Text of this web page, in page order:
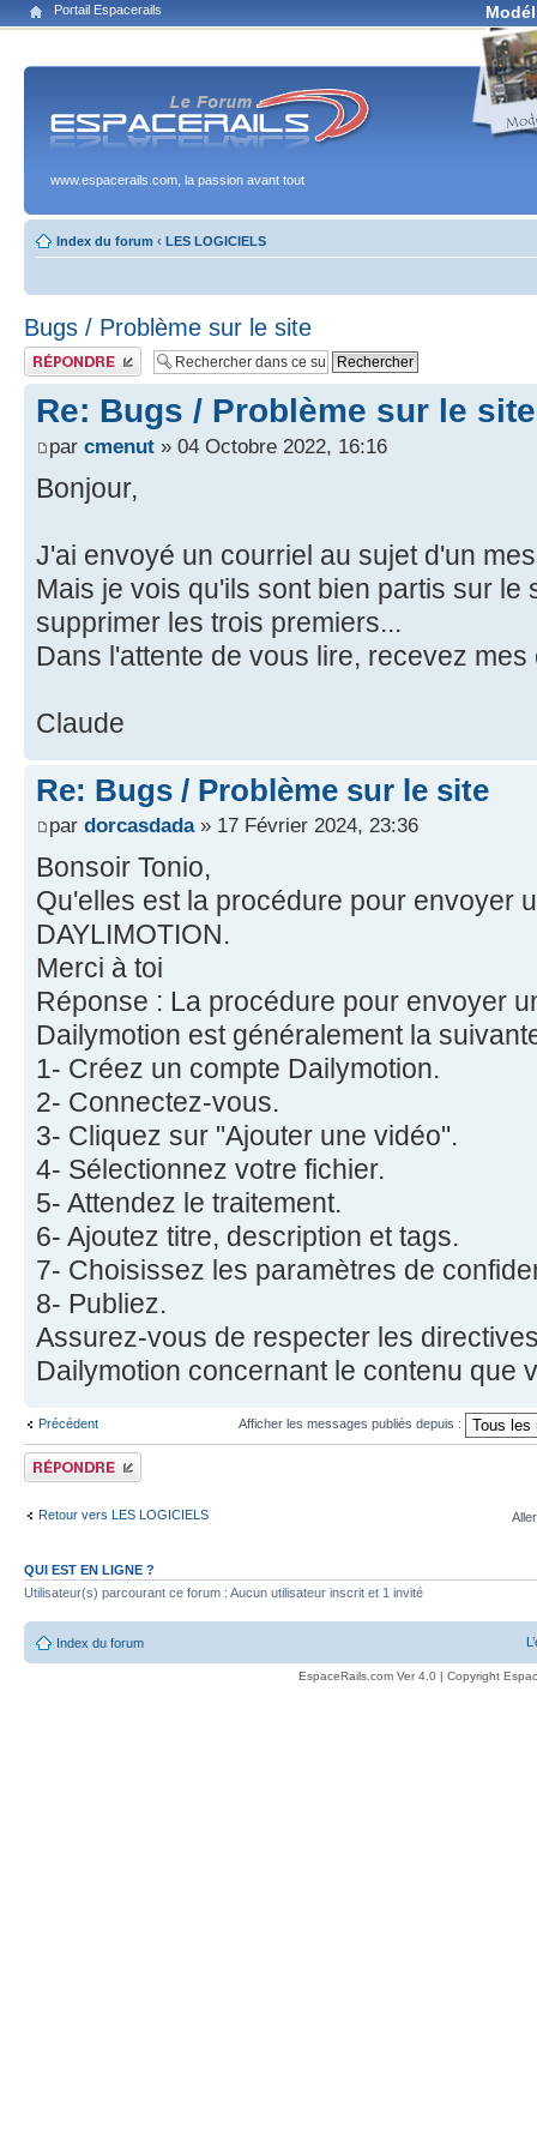
Portail Espacerails
www.espacerails.com, la passion avant tout
Index du forum ‹ LES LOGICIELS
Bugs / Problème sur le site
Publier une réponse
Re: Bugs / Problème sur le site
par cmenut » 04 Octobre 2022, 16:16
Bonjour,
J'ai envoyé un courriel au sujet d'un
Mais je vois qu'ils sont bien partis sur le
supprimer les trois premiers...
Dans l'attente de vous lire, recevez
Claude
Re: Bugs / Problème sur le site
par dorcasdada» 17 Février 2024, 23:36
Bonsoir Tonio,
Qu'elles est la procédure pour envoyer
DAYLIMOTION.
Merci à toi
Réponse : La procédure pour envoyer
Dailymotion est généralement la
1- Créez un compte Dailymotion.
2- Connectez-vous.
3- Cliquez sur "Ajouter une vidéo".
4- Sélectionnez votre fichier.
5- Attendez le traitement.
6- Ajoutez titre, description et tags.
7- Choisissez les paramètres de
8- Publiez.
Assurez-vous de respecter les
Dailymotion concernant le contenu que
Précédent Afficher les messages publiés depuis :
Publier une réponse
Retour vers LES LOGICIELS
QUI EST EN LIGNE ?
Utilisateur(s) parcourant ce forum : Aucun utilisateur inscrit et 1 invité
Index du forum
EspaceRails.com Ver 4.0 | Copyright